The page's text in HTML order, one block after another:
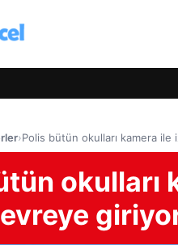
›Polis bütün okulları kamera
okulları